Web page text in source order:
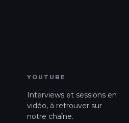
YOUTUBE
Interviews et sessions en
vidéo, à retrouver sur
notre chaîne.